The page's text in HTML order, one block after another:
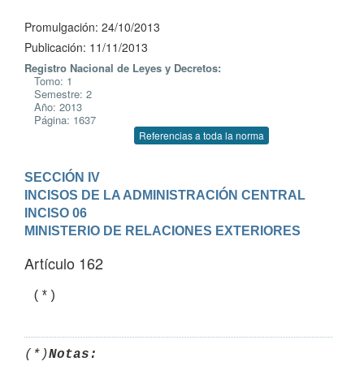
Promulgación: 24/10/2013
Publicación: 11/11/2013
Registro Nacional de Leyes y Decretos:
Tomo: 1
Semestre: 2
Año: 2013
Página: 1637
Referencias a toda la norma
SECCIÓN IV
INCISOS DE LA ADMINISTRACIÓN CENTRAL
INCISO 06
MINISTERIO DE RELACIONES EXTERIORES
Artículo 162
(*)
(*)Notas: